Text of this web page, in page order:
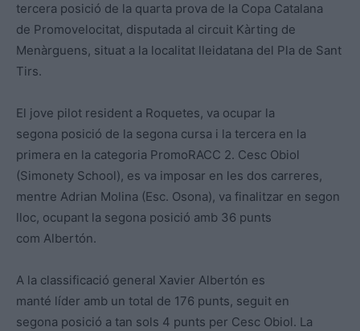
tercera posició de la quarta prova de la Copa Catalana
de Promovelocitat, disputada al circuit Kàrting de
Menàrguens, situat a la localitat lleidatana del Pla de Sant
Tirs.
El jove pilot resident a Roquetes, va ocupar la
segona posició de la segona cursa i la tercera en la
primera en la categoria PromoRACC 2. Cesc Obiol
(Simonety School), es va imposar en les dos carreres,
mentre Adrian Molina (Esc. Osona), va finalitzar en segon
lloc, ocupant la segona posició amb 36 punts
com Albertón.
A la classificació general Xavier Albertón es
manté líder amb un total de 176 punts, seguit en
segona posició a tan sols 4 punts per Cesc Obiol. La